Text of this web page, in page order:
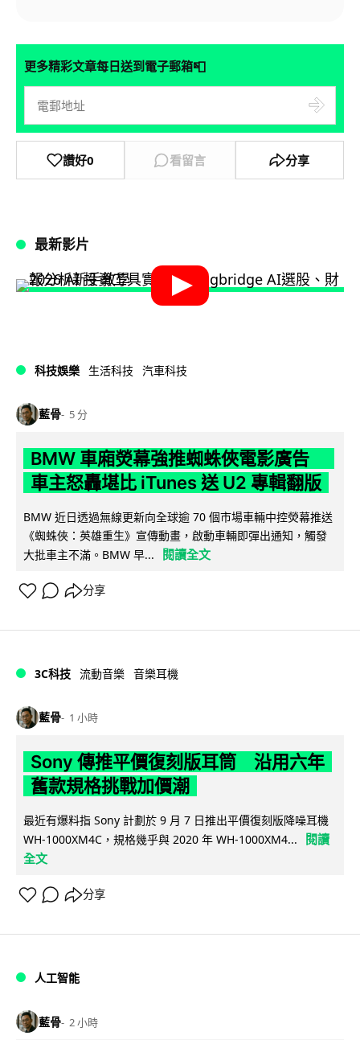
更多精彩文章每日送到電子郵箱📮
讚好0 看留言 分享
最新影片
科技娛樂 生活科技 汽車科技
藍骨 5 分
BMW 車廂熒幕強推蜘蛛俠電影廣告
車主怒轟堪比 iTunes 送 U2 專輯翻版
BMW 近日透過無線更新向全球逾 70 個市場車輛中控熒幕推送
《蜘蛛俠：英雄重生》宣傳動畫，啟動車輛即彈出通知，觸發
大批車主不滿。BMW 早...
閱讀全文
分享
3C科技 流動音樂 音樂耳機
藍骨 1 小時
Sony 傳推平價復刻版耳筒 沿用六年
舊款規格挑戰加價潮
最近有爆料指 Sony 計劃於 9 月 7 日推出平價復刻版降噪耳機
WH-1000XM4C，規格幾乎與 2020 年 WH-1000XM4...
閱讀
全文
分享
人工智能
藍骨 2 小時